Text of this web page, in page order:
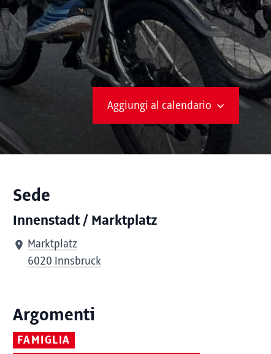
Aggiungi al calendario
Sede
Innenstadt / Marktplatz
Marktplatz
6020 Innsbruck
Argomenti
FAMIGLIA